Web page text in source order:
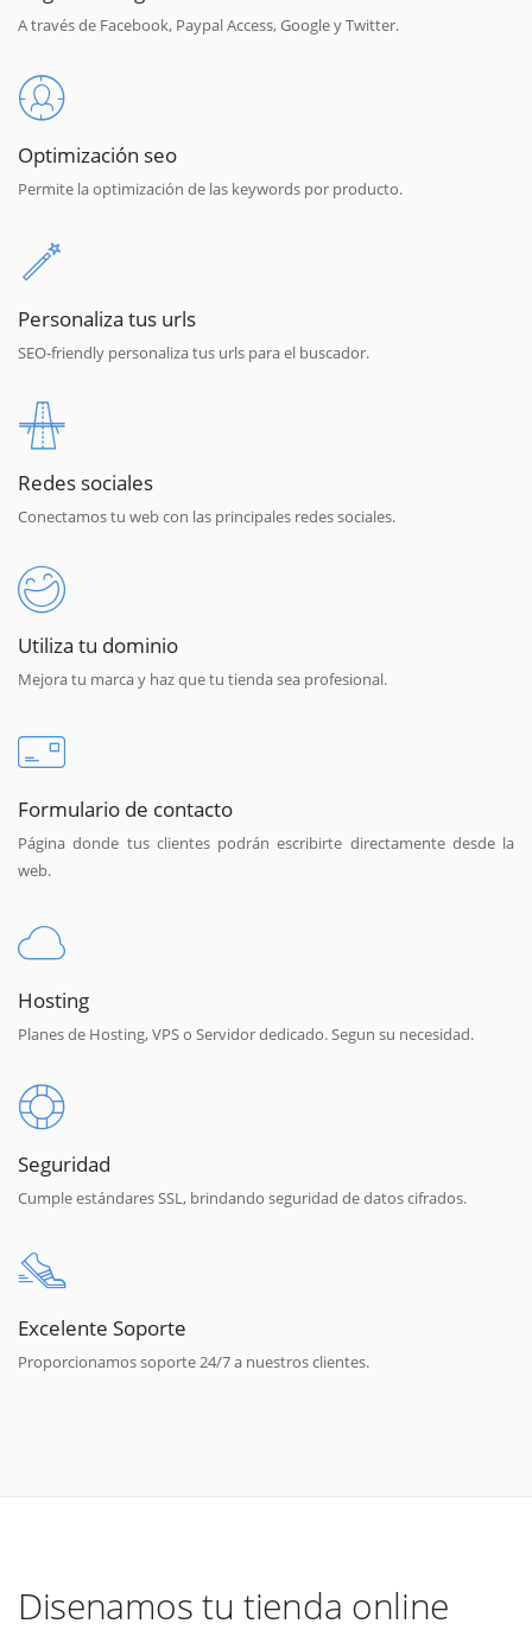
A través de Facebook, Paypal Access, Google y Twitter.
Optimización seo
Permite la optimización de las keywords por producto.
Personaliza tus urls
SEO-friendly personaliza tus urls para el buscador.
Redes sociales
Conectamos tu web con las principales redes sociales.
Utiliza tu dominio
Mejora tu marca y haz que tu tienda sea profesional.
Formulario de contacto
Página donde tus clientes podrán escribirte directamente desde la
web.
Hosting
Planes de Hosting, VPS o Servidor dedicado. Segun su necesidad.
Seguridad
Cumple estándares SSL, brindando seguridad de datos cifrados.
Excelente Soporte
Proporcionamos soporte 24/7 a nuestros clientes.
Disenamos tu tienda online